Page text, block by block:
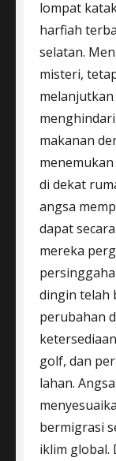
lompat
harfiah
selatan.
misteri,
makanan
di dekat
angsa
dapat
mereka
dingin telah
perubahan
golf, dan
lahan.
bermigrasi
iklim global.